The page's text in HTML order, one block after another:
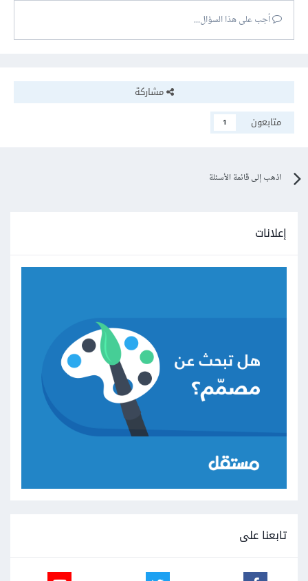
أجب على هذا السؤال...
مشاركة
متابعون
1
اذهب إلى قائمة الأسئلة
إعلانات
تابعنا على